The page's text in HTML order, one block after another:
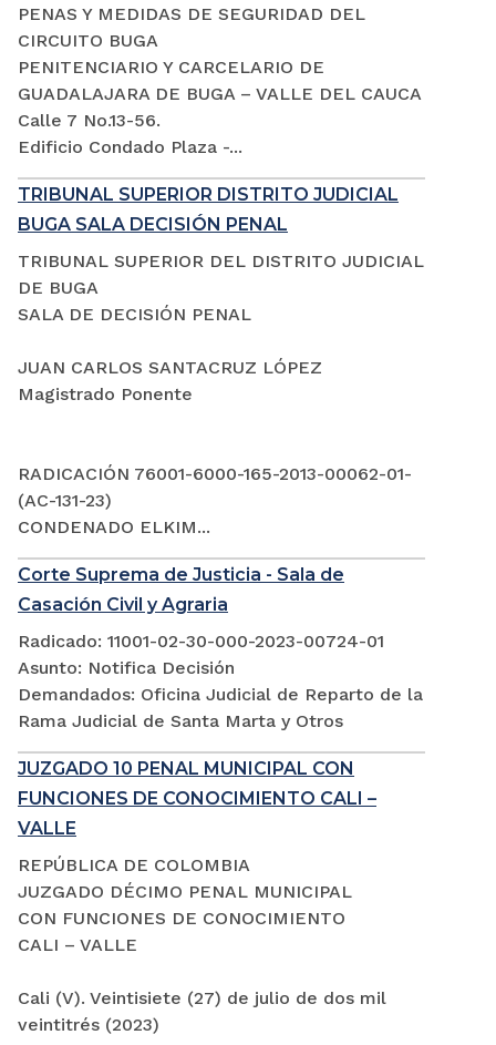
PENAS Y MEDIDAS DE SEGURIDAD DEL
CIRCUITO BUGA
PENITENCIARIO Y CARCELARIO DE
GUADALAJARA DE BUGA – VALLE DEL CAUCA
Calle 7 No.13-56.
Edificio Condado Plaza -...
TRIBUNAL SUPERIOR DISTRITO JUDICIAL
BUGA SALA DECISIÓN PENAL
TRIBUNAL SUPERIOR DEL DISTRITO JUDICIAL
DE BUGA
SALA DE DECISIÓN PENAL
JUAN CARLOS SANTACRUZ LÓPEZ
Magistrado Ponente
RADICACIÓN 76001-6000-165-2013-00062-01-
(AC-131-23)
CONDENADO ELKIM...
Corte Suprema de Justicia - Sala de
Casación Civil y Agraria
Radicado: 11001-02-30-000-2023-00724-01
Asunto: Notifica Decisión
Demandados: Oficina Judicial de Reparto de la
Rama Judicial de Santa Marta y Otros
JUZGADO 10 PENAL MUNICIPAL CON
FUNCIONES DE CONOCIMIENTO CALI –
VALLE
REPÚBLICA DE COLOMBIA
JUZGADO DÉCIMO PENAL MUNICIPAL
CON FUNCIONES DE CONOCIMIENTO
CALI – VALLE
Cali (V). Veintisiete (27) de julio de dos mil
veintitrés (2023)